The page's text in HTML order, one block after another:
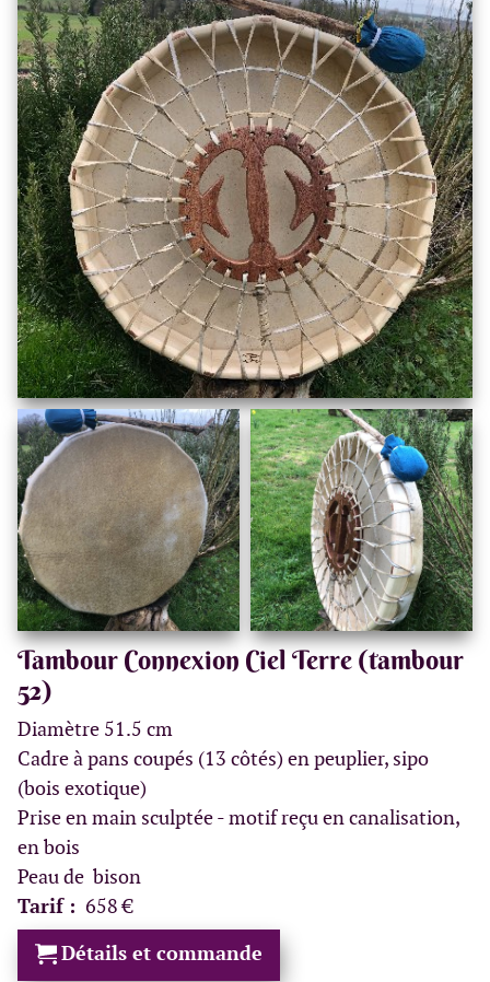
Tambour Connexion Ciel Terre (tambour
52)
Diamètre 51.5 cm
Cadre à pans coupés (13 côtés) en peuplier, sipo
(bois exotique)
Prise en main sculptée - motif reçu en canalisation,
en bois
Peau de bison
Tarif : 658 €
Détails et commande